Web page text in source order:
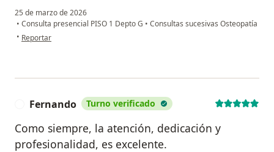
25 de marzo de 2026
• Consulta presencial PISO 1 Depto G • Consultas sucesivas Osteopatía
• en opinión del usuario Alejadro
Reportar
Fernando Turno verificado
Como siempre, la atención, dedicación y
profesionalidad, es excelente.